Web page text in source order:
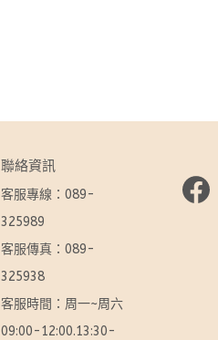
聯絡資訊
客服專線：089-
325989
客服傳真：089-
325938
客服時間：周一~周六
09:00-12:00.13:30-